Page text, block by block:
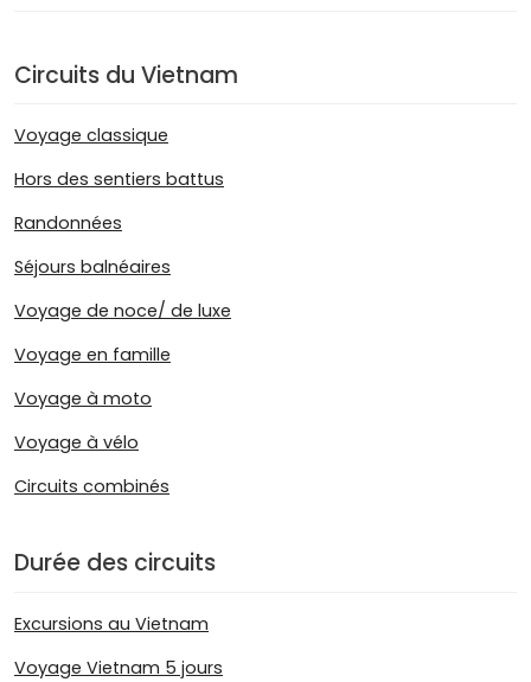
Circuits du Vietnam
Voyage classique
Hors des sentiers battus
Randonnées
Séjours balnéaires
Voyage de noce/ de luxe
Voyage en famille
Voyage à moto
Voyage à vélo
Circuits combinés
Durée des circuits
Excursions au Vietnam
Voyage Vietnam 5 jours